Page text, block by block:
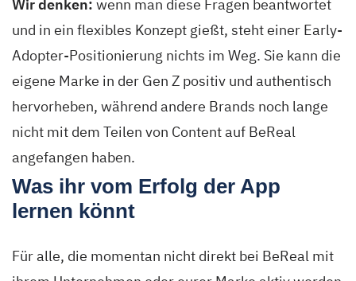
Wir denken: wenn man diese Fragen beantwortet
und in ein flexibles Konzept gießt, steht einer Early-
Adopter-Positionierung nichts im Weg. Sie kann die
eigene Marke in der Gen Z positiv und authentisch
hervorheben, während andere Brands noch lange
nicht mit dem Teilen von Content auf BeReal
angefangen haben.
Was ihr vom Erfolg der App
lernen könnt
Für alle, die momentan nicht direkt bei BeReal mit